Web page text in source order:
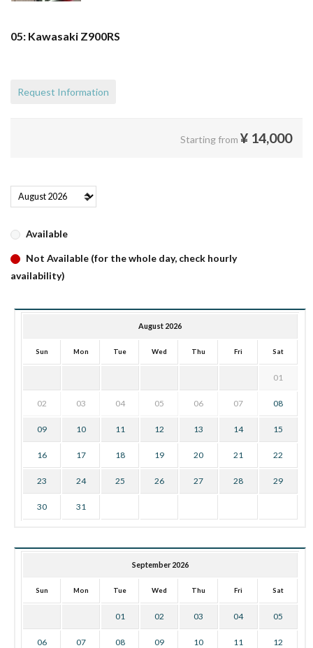
05: Kawasaki Z900RS
Request Information
Starting from ¥ 14,000
Available
Not Available (for the whole day, check hourly
availability)
August 2026
Sun Mon Tue Wed Thu Fri Sat
01
02 03 04 05 06 07 08
09 10 11 12 13 14 15
16 17 18 19 20 21 22
23 24 25 26 27 28 29
30 31
September 2026
Sun Mon Tue Wed Thu Fri Sat
01 02 03 04 05
06 07 08 09 10 11 12